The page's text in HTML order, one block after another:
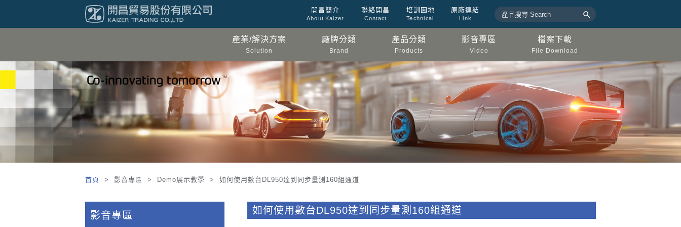
開昌簡介
About Kaizer
聯絡開昌
Contact
培訓園地
Technical
原廠連結
Link 
產業/解決方案
Solution
廠牌分類
Brand
產品分類
Products
影音專區
Video
檔案下載
File Download
首頁 > 影音專區 > Demo展示教學 > 如何使用數台DL950達到同步量測160組通道
影音專區 如何使用數台DL950達到同步量測160組通道